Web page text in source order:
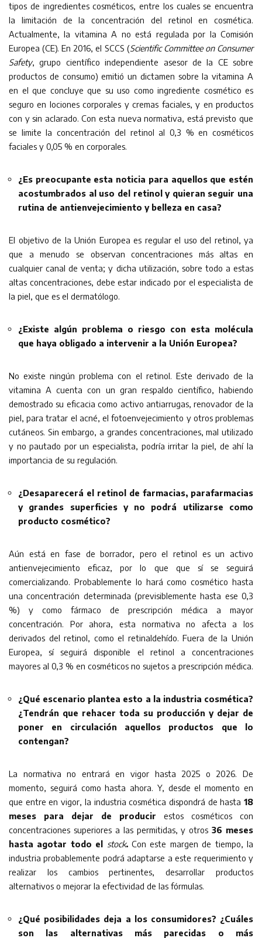
tipos de ingredientes cosméticos, entre los cuales se encuentra
la limitación de la concentración del retinol en cosmética.
Actualmente, la vitamina A no está regulada por la Comisión
Europea (CE). En 2016, el SCCS (Scientific Committee on Consumer
Safety, grupo científico independiente asesor de la CE sobre
productos de consumo) emitió un dictamen sobre la vitamina A
en el que concluye que su uso como ingrediente cosmético es
seguro en lociones corporales y cremas faciales, y en productos
con y sin aclarado. Con esta nueva normativa, está previsto que
se limite la concentración del retinol al 0,3 % en cosméticos
faciales y 0,05 % en corporales.
¿Es preocupante esta noticia para aquellos que estén
acostumbrados al uso del retinol y quieran seguir una
rutina de antienvejecimiento y belleza en casa?
El objetivo de la Unión Europea es regular el uso del retinol, ya
que a menudo se observan concentraciones más altas en
cualquier canal de venta; y dicha utilización, sobre todo a estas
altas concentraciones, debe estar indicado por el especialista de
la piel, que es el dermatólogo.
¿Existe algún problema o riesgo con esta molécula
que haya obligado a intervenir a la Unión Europea?
No existe ningún problema con el retinol. Este derivado de la
vitamina A cuenta con un gran respaldo científico, habiendo
demostrado su eficacia como activo antiarrugas, renovador de la
piel, para tratar el acné, el fotoenvejecimiento y otros problemas
cutáneos. Sin embargo, a grandes concentraciones, mal utilizado
y no pautado por un especialista, podría irritar la piel, de ahí la
importancia de su regulación.
¿Desaparecerá el retinol de farmacias, parafarmacias
y grandes superficies y no podrá utilizarse como
producto cosmético?
Aún está en fase de borrador, pero el retinol es un activo
antienvejecimiento eficaz, por lo que que sí se seguirá
comercializando. Probablemente lo hará como cosmético hasta
una concentración determinada (previsiblemente hasta ese 0,3
%) y como fármaco de prescripción médica a mayor
concentración. Por ahora, esta normativa no afecta a los
derivados del retinol, como el retinaldehído. Fuera de la Unión
Europea, sí seguirá disponible el retinol a concentraciones
mayores al 0,3 % en cosméticos no sujetos a prescripción médica.
¿Qué escenario plantea esto a la industria cosmética?
¿Tendrán que rehacer toda su producción y dejar de
poner en circulación aquellos productos que lo
contengan?
La normativa no entrará en vigor hasta 2025 o 2026. De
momento, seguirá como hasta ahora. Y, desde el momento en
que entre en vigor, la industria cosmética dispondrá de hasta 18
meses
para dejar de producir estos cosméticos con
concentraciones superiores a las permitidas, y otros36 meses
hasta agotar todo el stock.Con este margen de tiempo, la
industria probablemente podrá adaptarse a este requerimiento y
realizar los cambios pertinentes, desarrollar productos
alternativos o mejorar la efectividad de las fórmulas.
¿Qué posibilidades deja a los consumidores? ¿Cuáles
son las alternativas más parecidas o más